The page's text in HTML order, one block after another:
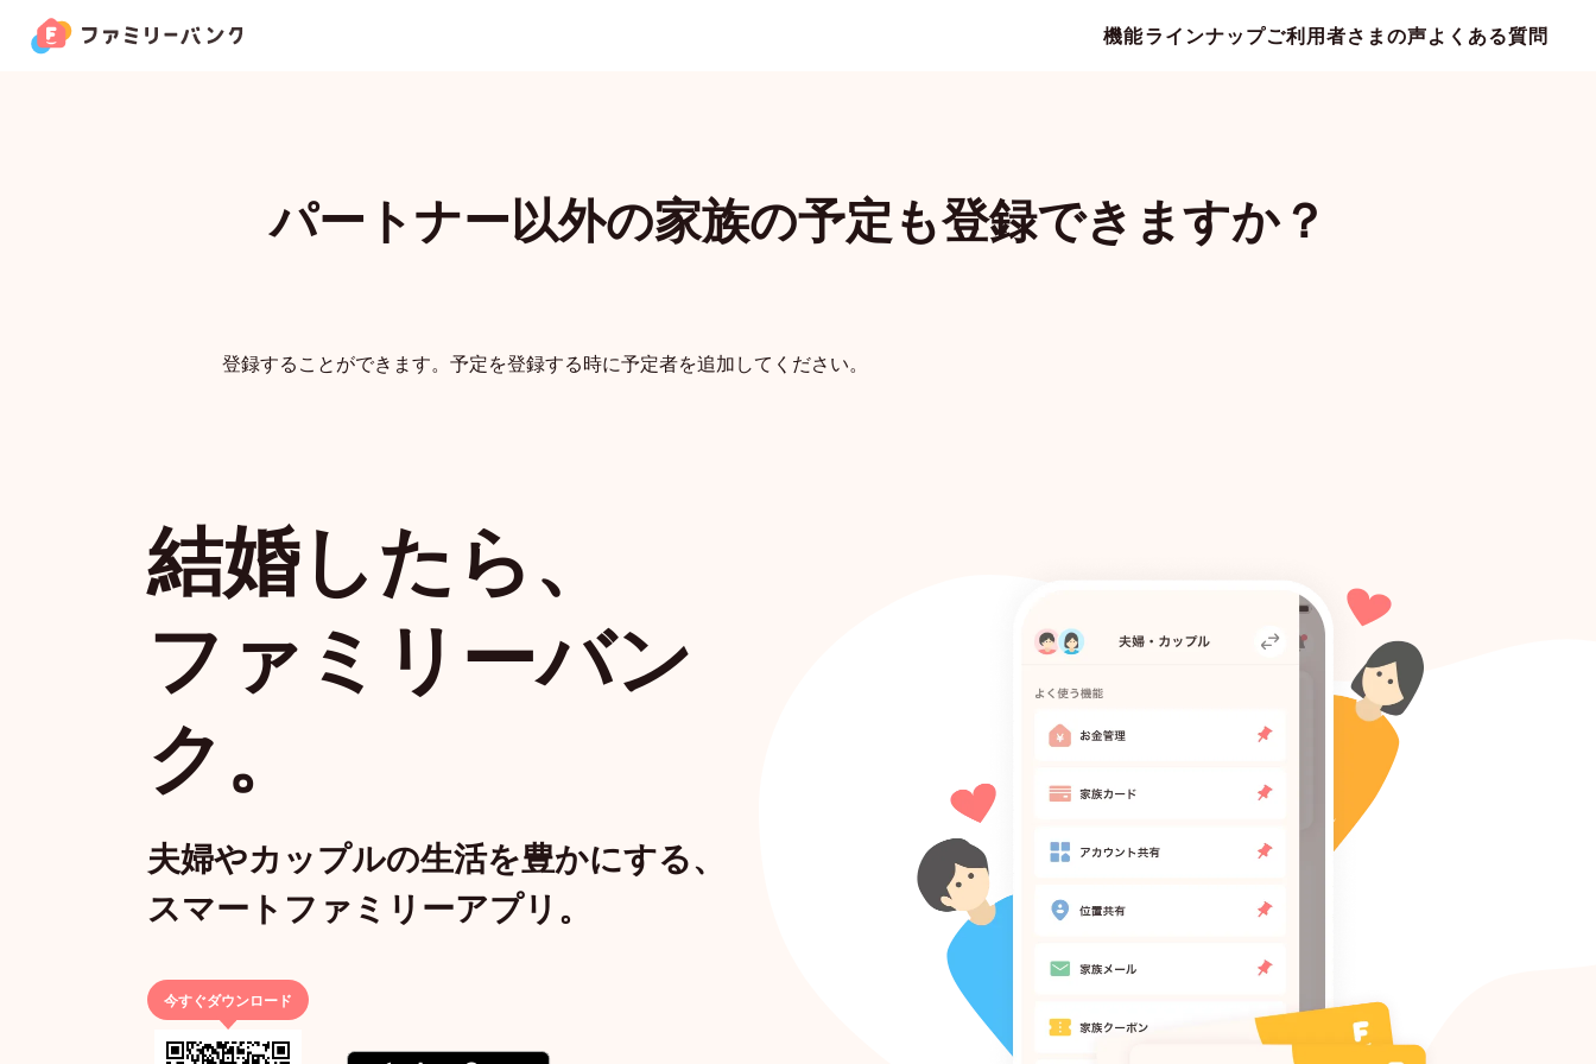
機能ラインナップ
お金の管理 カレンダー 位置共有 Todo アカウント共有 家族メール
ご利用者さまの声よくある質問
パートナー以外の家族の予定も登録できますか？
登録することができます。予定を登録する時に予定者を追加してください。
結婚したら、
ファミリーバン
ク。
夫婦やカップルの生活を豊かにする、
スマートファミリーアプリ。
今すぐダウンロード